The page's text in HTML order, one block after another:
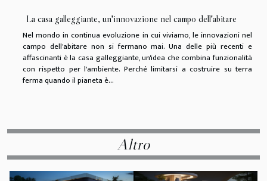
La casa galleggiante, un'innovazione nel campo dell'abitare
Nel mondo in continua evoluzione in cui viviamo, le innovazioni nel
campo dell'abitare non si fermano mai. Una delle più recenti e
affascinanti è la casa galleggiante, un'idea che combina funzionalità
con rispetto per l'ambiente. Perché limitarsi a costruire su terra
ferma quando il pianeta è...
Altro